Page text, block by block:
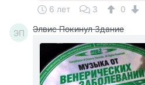
6 лет 3 0
ЭП Элвис Покинул Здание